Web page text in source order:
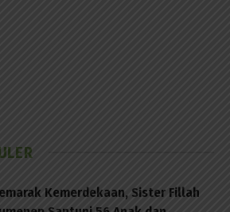
Kemerdekaan, Sister Fillah